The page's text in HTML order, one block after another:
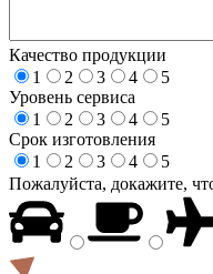
Качество продукции
1
2 3 4
5
Уровень сервиса
1
2 3 4
5
Срок изготовления
1
2 3 4
5
Пожалуйста, докажите,